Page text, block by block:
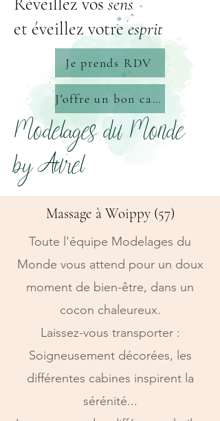
et éveillez votreesprit
Je prends RDV
J'offre un bon cadeau
Modelages du Monde
by Aurel
Massage à Woippy (57)
Toute l'équipe Modelages du
Monde vous attend pour un doux
moment de bien-être, dans un
cocon chaleureux.
Laissez-vous transporter :
Soigneusement décorées, les
différentes cabines inspirent la
sérénité...